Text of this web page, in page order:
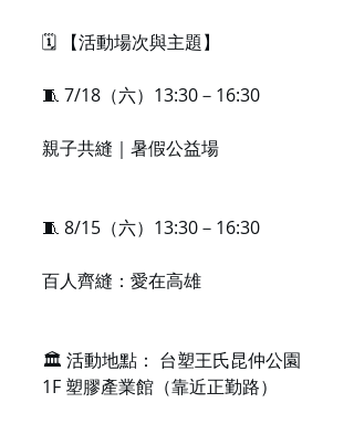
🗓️ 【活動場次與主題】
🧵 7/18（六）13:30－16:30
親子共縫｜暑假公益場
🧵 8/15（六）13:30－16:30
百人齊縫：愛在高雄
🏛️ 活動地點： 台塑王氏昆仲公園
1F 塑膠產業館（靠近正勤路）